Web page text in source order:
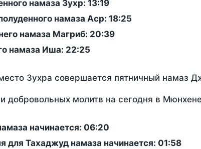
намаза Зухр: 13:19
намаза Аср: 18:25
намаза Магриб: 20:39
намаза Иша: 22:25
Зухра совершается пятничный намаз
добровольных молитв на сегодня в
начинается: 06:20
для Тахаджуд намаза начинается: 01:58